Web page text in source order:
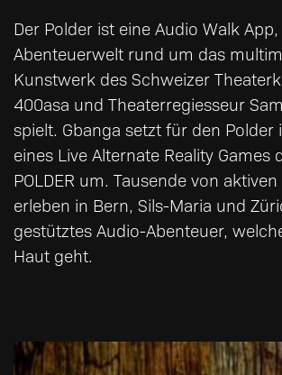
Der Polder ist eine Audio Walk
Abenteuerwelt rund um das
Kunstwerk des Schweizer
400asa und Theaterregiesseur
spielt. Gbanga setzt für den Polder
eines Live Alternate Reality Games
POLDER um. Tausende von
erleben in Bern, Sils-Maria und
gestütztes Audio-Abenteuer,
Haut geht.